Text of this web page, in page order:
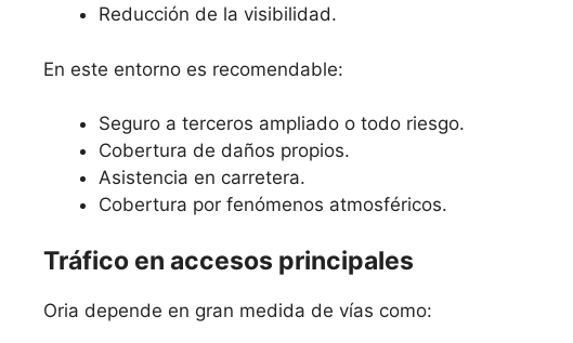
Reducción de la visibilidad.
En este entorno es recomendable:
Seguro a terceros ampliado o todo riesgo.
Cobertura de daños propios.
Asistencia en carretera.
Cobertura por fenómenos atmosféricos.
Tráfico en accesos principales
Oria depende en gran medida de vías como: